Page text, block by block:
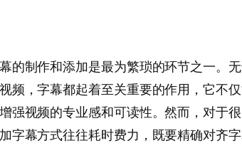
的制作和添加是最为繁琐的环节之一。
频，字幕都起着至关重要的作用，它不
强视频的专业感和可读性。然而，对于
字幕方式往往耗时费力，既要精确对齐